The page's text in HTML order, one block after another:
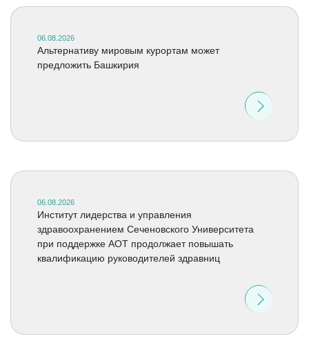
06.08.2026
Альтернативу мировым курортам может
предложить Башкирия
06.08.2026
Институт лидерства и управления
здравоохранением Сеченовского Университета
при поддержке АОТ продолжает повышать
квалификацию руководителей здравниц